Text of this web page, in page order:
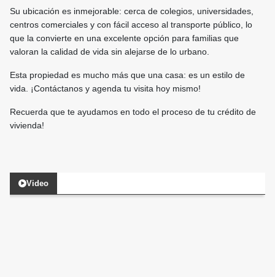
Su ubicación es inmejorable: cerca de colegios, universidades,
centros comerciales y con fácil acceso al transporte público, lo
que la convierte en una excelente opción para familias que
valoran la calidad de vida sin alejarse de lo urbano.
Esta propiedad es mucho más que una casa: es un estilo de
vida. ¡Contáctanos y agenda tu visita hoy mismo!
Recuerda que te ayudamos en todo el proceso de tu crédito de
vivienda!
Video